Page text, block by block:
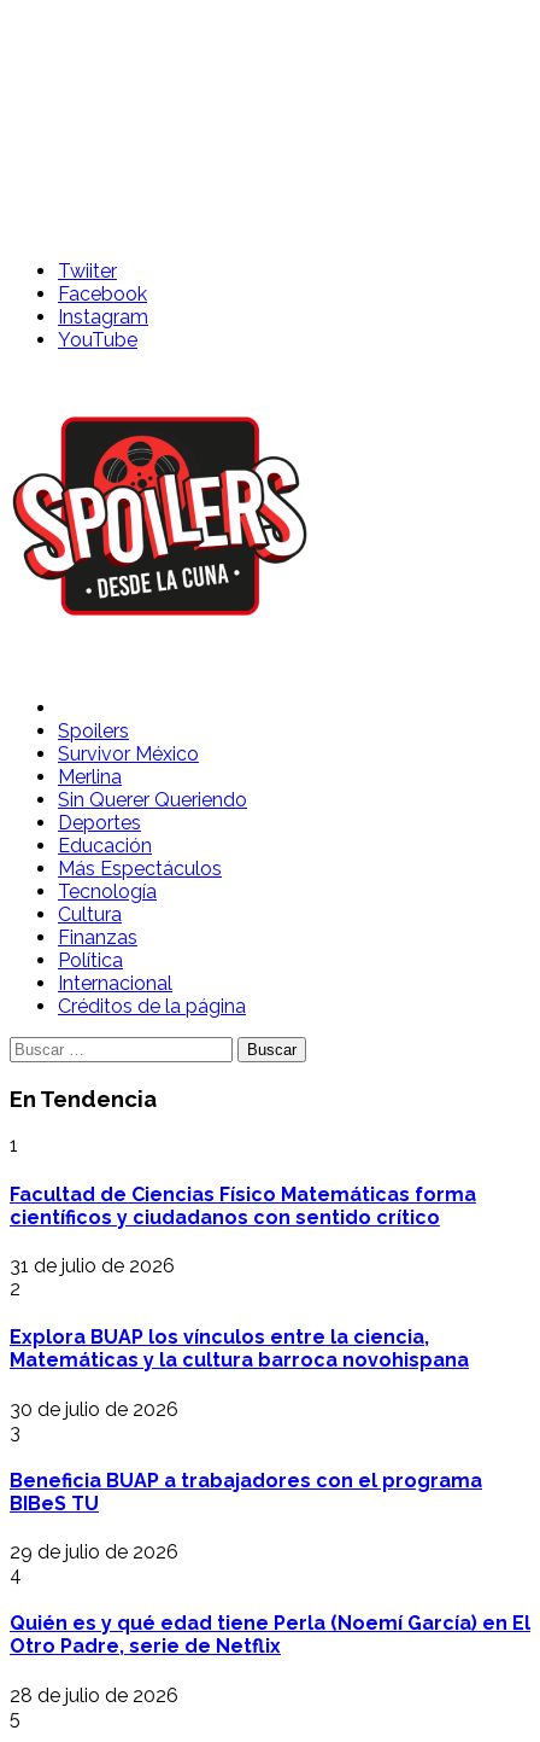
Twiiter
Facebook
Instagram
YouTube
Spoilers Desde la Cuna
Sitio con información sobre series, película, reality shows y
telenovelas
Spoilers
Survivor México
Merlina
Sin Querer Queriendo
Deportes
Educación
Más Espectáculos
Tecnología
Cultura
Finanzas
Política
Internacional
Créditos de la página
Buscar:
En Tendencia
1
Facultad de Ciencias Físico Matemáticas forma
científicos y ciudadanos con sentido crítico
31 de julio de 2026
2
Explora BUAP los vínculos entre la ciencia,
Matemáticas y la cultura barroca novohispana
30 de julio de 2026
3
Beneficia BUAP a trabajadores con el programa
BIBeS TU
29 de julio de 2026
4
Quién es y qué edad tiene Perla (Noemí García) en El
Otro Padre, serie de Netflix
28 de julio de 2026
5